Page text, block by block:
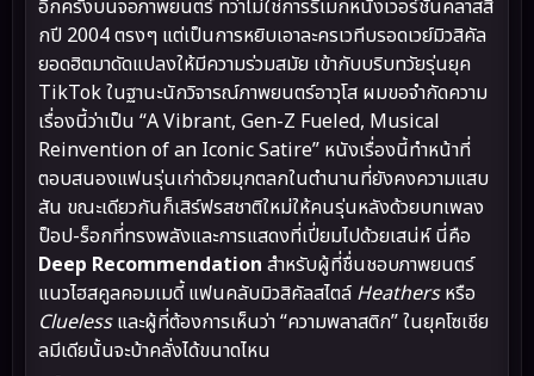
อีกครั้งบนจอภาพยนตร์ ทว่าไม่ใช่การรีเมกหนังเวอร์ชันคลาสสิ
กปี 2004 ตรงๆ แต่เป็นการหยิบเอาละครเวทีบรอดเวย์มิวสิคัล
ยอดฮิตมาดัดแปลงให้มีความร่วมสมัย เข้ากับบริบทวัยรุ่นยุค
TikTok ในฐานะนักวิจารณ์ภาพยนตร์อาวุโส ผมขอจำกัดความ
เรื่องนี้ว่าเป็น “A Vibrant, Gen-Z Fueled, Musical
Reinvention of an Iconic Satire” หนังเรื่องนี้ทำหน้าที่
ตอบสนองแฟนรุ่นเก่าด้วยมุกตลกในตำนานที่ยังคงความแสบ
สัน ขณะเดียวกันก็เสิร์ฟรสชาติใหม่ให้คนรุ่นหลังด้วยบทเพลง
ป็อป-ร็อกที่ทรงพลังและการแสดงที่เปี่ยมไปด้วยเสน่ห์ นี่คือ
Deep Recommendation สำหรับผู้ที่ชื่นชอบภาพยนตร์
แนวไฮสคูลคอมเมดี้ แฟนคลับมิวสิคัลสไตล์ Heathersหรือ
Cluelessและผู้ที่ต้องการเห็นว่า “ความพลาสติก” ในยุคโซเชีย
ลมีเดียนั้นจะบ้าคลั่งได้ขนาดไหน